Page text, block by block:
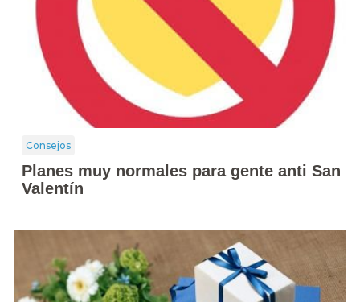
Consejos
Planes muy normales para gente anti San
Valentín